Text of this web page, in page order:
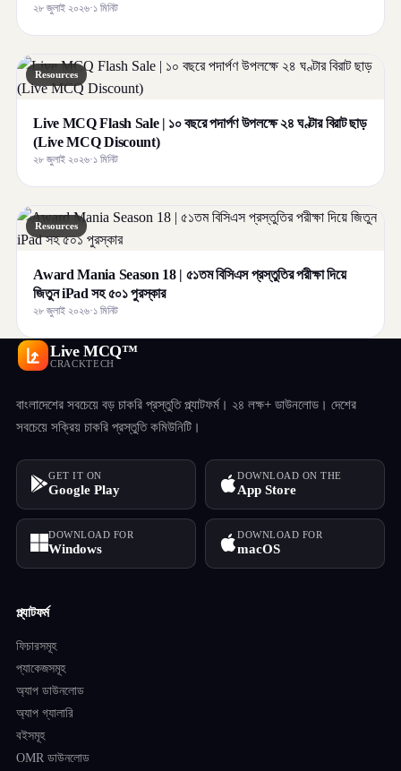
২৮ জুলাই ২০২৬·১ মিনিট
Resources
Live MCQ Flash Sale | ১০ বছরে পদার্পণ উপলক্ষে ২৪ ঘণ্টার বিরাট ছাড়
(Live MCQ Discount)
২৮ জুলাই ২০২৬·১ মিনিট
Resources
Award Mania Season 18 | ৫১তম বিসিএস প্রস্তুতির পরীক্ষা দিয়ে
জিতুন iPad সহ ৫০১ পুরস্কার
২৮ জুলাই ২০২৬·১ মিনিট
Live MCQ™
CRACKTECH
বাংলাদেশের সবচেয়ে বড় চাকরি প্রস্তুতি প্ল্যাটফর্ম। ২৪ লক্ষ+ ডাউনলোড। দেশের
সবচেয়ে সক্রিয় চাকরি প্রস্তুতি কমিউনিটি।
GET IT ON
Google Play
DOWNLOAD ON THE
App Store
DOWNLOAD FOR
Windows
DOWNLOAD FOR
macOS
প্ল্যাটফর্ম
ফিচারসমূহ
প্যাকেজসমূহ
অ্যাপ ডাউনলোড
অ্যাপ গ্যালারি
বইসমূহ
OMR ডাউনলোড